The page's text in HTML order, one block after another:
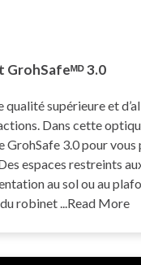
GrohSafeᴹᴰ 3.0
qualité supérieure et
Dans cette
3.0 pour
espaces restreints
au sol ou au
du robinet ...Read More